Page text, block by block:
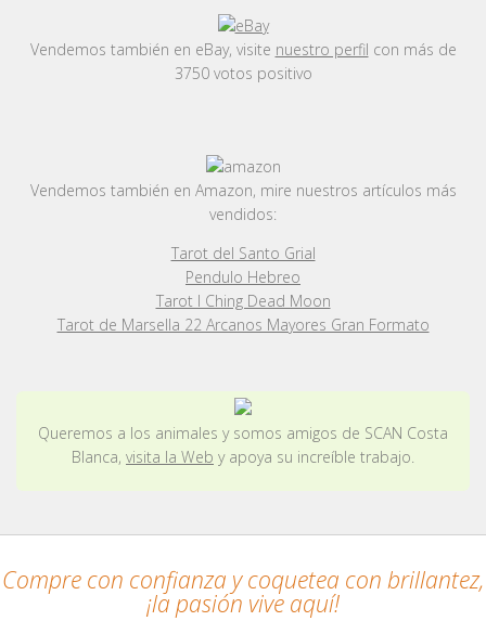
Vendemos también en eBay, visite nuestro perfil con más de
3750 votos positivo
Vendemos también en Amazon, mire nuestros artículos más
vendidos:
Tarot del Santo Grial
Pendulo Hebreo
Tarot I Ching Dead Moon
Tarot de Marsella 22 Arcanos Mayores Gran Formato
Queremos a los animales y somos amigos de SCAN Costa
Blanca, visita la Web y apoya su increíble trabajo.
Compre con confianza y coquetea con brillantez,
¡la pasión vive aquí!